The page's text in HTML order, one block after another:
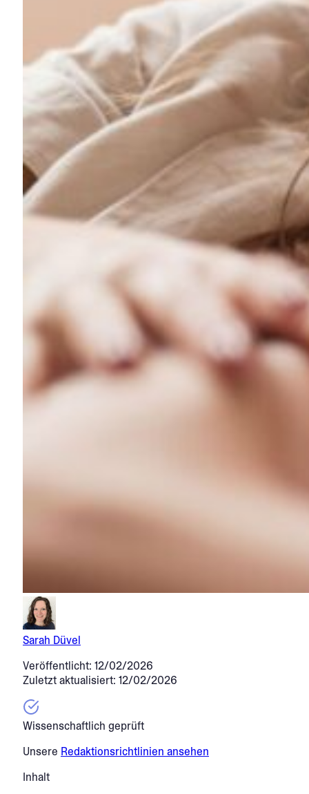
Sarah Düvel
Veröffentlicht: 12/02/2026
Zuletzt aktualisiert: 12/02/2026
Wissenschaftlich geprüft
Unsere Redaktionsrichtlinien ansehen
Inhalt